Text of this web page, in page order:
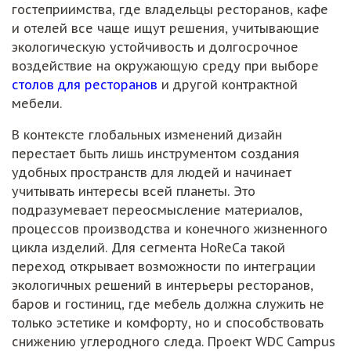
гостеприимства, где владельцы ресторанов, кафе
и отелей все чаще ищут решения, учитывающие
экологическую устойчивость и долгосрочное
воздействие на окружающую среду при выборе
столов для ресторанов и другой контрактной
мебели.
В контексте глобальных изменений дизайн
перестает быть лишь инструментом создания
удобных пространств для людей и начинает
учитывать интересы всей планеты. Это
подразумевает переосмысление материалов,
процессов производства и конечного жизненного
цикла изделий. Для сегмента HoReCa такой
переход открывает возможности по интеграции
экологичных решений в интерьеры ресторанов,
баров и гостиниц, где мебель должна служить не
только эстетике и комфорту, но и способствовать
снижению углеродного следа. Проект WDC Campus